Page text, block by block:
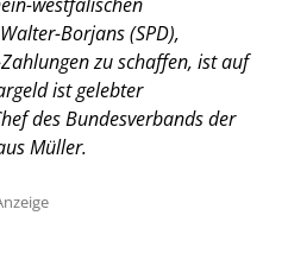
Borjans (SPD),
zu schaffen, ist auf
ist gelebter
des Bundesverbands der
Müller.